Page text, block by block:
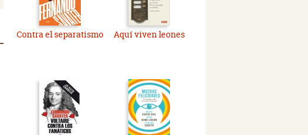
Contra el separatismo Aquí viven leones